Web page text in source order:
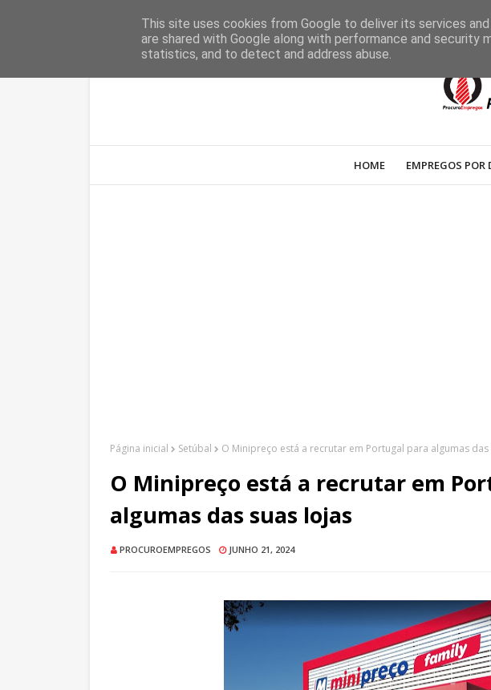
HOME EMPREGOS
Página inicial Setúbal O Minipreço está a recrutar em Portugal para algumas das
O Minipreço está a recrutar em
algumas das suas lojas
PROCUROEMPREGOS JUNHO 21, 2024
This site uses cookies from Google to deliver its services
are shared with Google along with performance and
statistics, and to detect and address abuse.